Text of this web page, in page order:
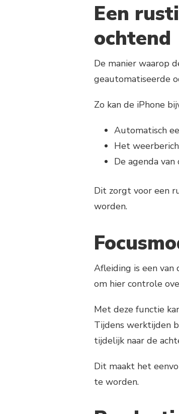
Een
ochtend
De manier waarop
geautomatiseerde
Zo kan de iPhone
Automatisch
Het
De agenda
Dit zorgt voor een
worden.
Afleiding is een
om hier controle
Met deze functie
Tijdens werktijden
tijdelijk naar de
Dit maakt het
te worden.